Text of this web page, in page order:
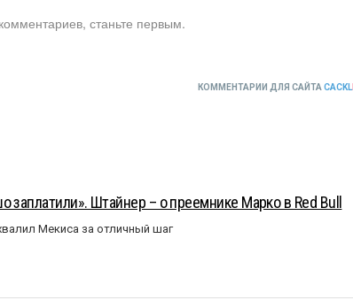
станьте первым.
КОММЕНТАРИИ ДЛЯ САЙТА CACKL
заплатили». Штайнер – о преемнике Марко в Red Bull
Мекиса за отличный шаг